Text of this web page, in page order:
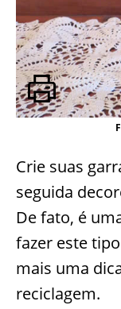
Crie suas
seguida
De fato, é
fazer este
mais uma
reciclagem.